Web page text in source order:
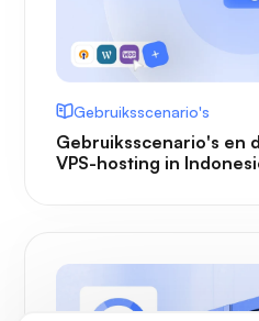
Gebruiksscenario's
Gebruiksscenario's en
VPS-hosting in